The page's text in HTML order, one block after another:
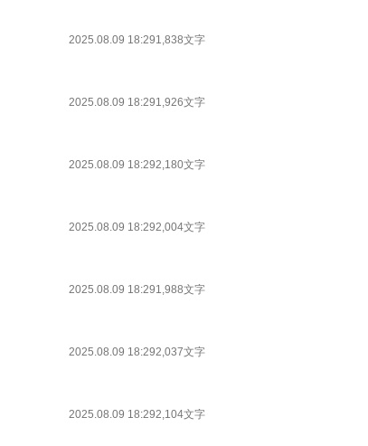
2025.08.09 18:291,838文字
2025.08.09 18:291,926文字
2025.08.09 18:292,180文字
2025.08.09 18:292,004文字
2025.08.09 18:291,988文字
2025.08.09 18:292,037文字
2025.08.09 18:292,104文字